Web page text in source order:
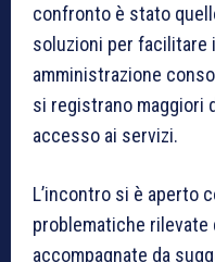
confronto è stato
soluzioni per facilitare
amministrazione
si registrano maggiori
accesso ai servizi.
L’incontro si è aperto
problematiche rilevate
accompagnate da